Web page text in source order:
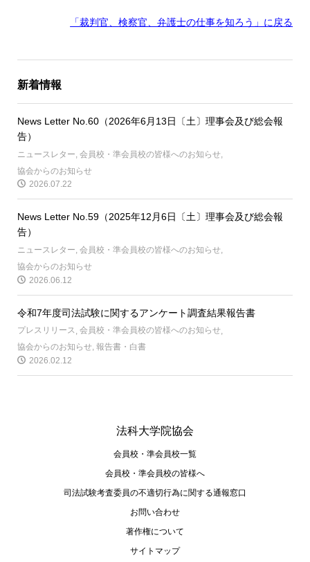
「裁判官、検察官、弁護士の仕事を知ろう」に戻る
新着情報
News Letter No.60（2026年6月13日〔土〕理事会及び総会報
告）
ニュースレター, 会員校・準会員校の皆様へのお知らせ,
協会からのお知らせ
2026.07.22
News Letter No.59（2025年12月6日〔土〕理事会及び総会報
告）
ニュースレター, 会員校・準会員校の皆様へのお知らせ,
協会からのお知らせ
2026.06.12
令和7年度司法試験に関するアンケート調査結果報告書
プレスリリース 会員校・準会員校の皆様へのお知らせ
協会からのお知らせ, 報告書・白書
2026.02.12
法科大学院協会
会員校・準会員校一覧
会員校・準会員校の皆様へ
司法試験考査委員の不適切⾏為に関する通報窓⼝
お問い合わせ
著作権について
サイトマップ